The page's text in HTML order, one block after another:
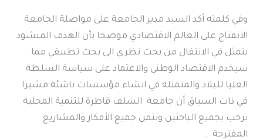
وفي كلمته أكد السيد مدير الجامعة على مواصلة الجامعة
الانفتاح على العالم الاقتصادي موضحا بأن الهدف المنشود
يتمثل في الانتقال من بحث نظري الى بحث تطبيقي مما
سيخدم الاقتصاد الوطني والاعتماد على سياسة السلطة
العليا للبلاد والمتمثلة في انشاء مؤسسات ناشئة مشيرا
في ذات السياق أن جامعة الشلف قاطرة للتنمية المحلية
ترحب بجميع الباحثين وتثمن جميع الأفكار والمشاريع
المقترحة .